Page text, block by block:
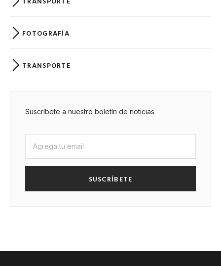
FOTOGRAFÍA
TRANSPORTE
Suscríbete a nuestro boletín de noticias
SUSCRÍBETE